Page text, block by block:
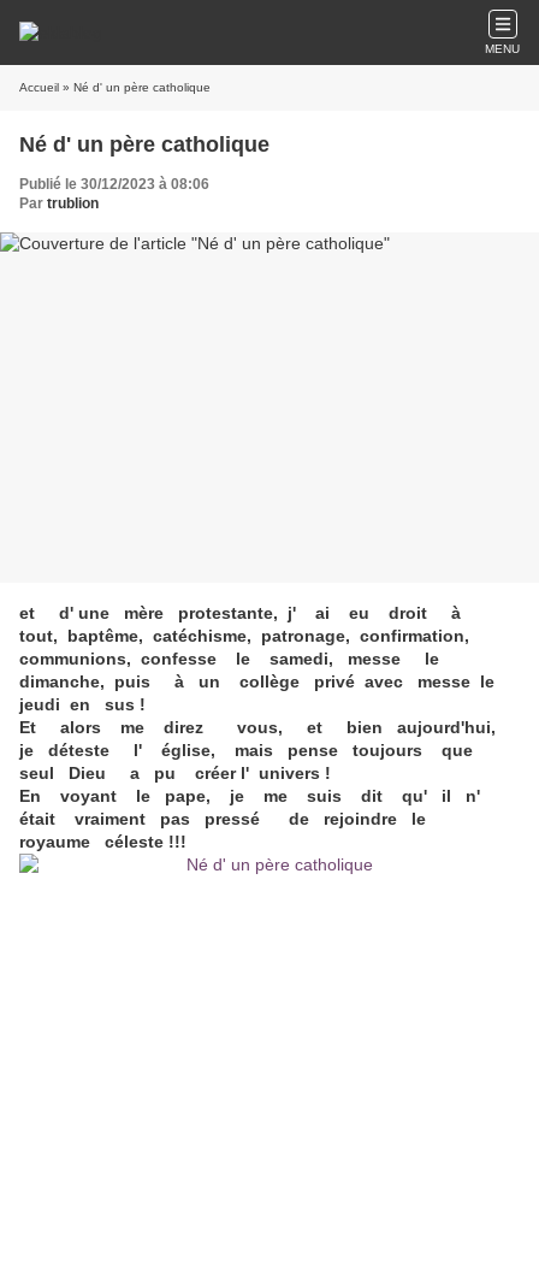
MENU
Accueil » Né d' un père catholique
Né d' un père catholique
Publié le 30/12/2023 à 08:06
Par trublion
et d' une mère protestante, j' ai eu droit à
tout, baptême, catéchisme, patronage, confirmation,
communions, confesse le samedi, messe le
dimanche, puis à un collège privé avec messe le
jeudi en sus !
Et alors me direz vous, et bien aujourd'hui,
je déteste l' église, mais pense toujours que
seul Dieu a pu créer l' univers !
En voyant le pape, je me suis dit qu' il n'
était vraiment pas pressé de rejoindre le
royaume céleste !!!